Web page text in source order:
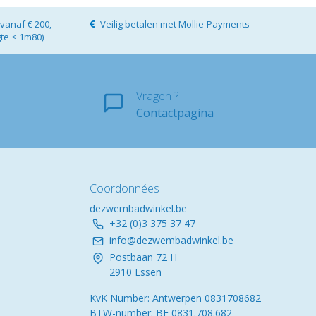
€ 200,-
< 1m80)
Veilig betalen met Mollie-Payments
Vragen ?
Contactpagina
Coordonnées
dezwembadwinkel.be
+32 (0)3 375 37 47
info@dezwembadwinkel.be
Postbaan 72 H
2910 Essen
KvK Number: Antwerpen 0831708682
BTW-number: BE 0831.708.682